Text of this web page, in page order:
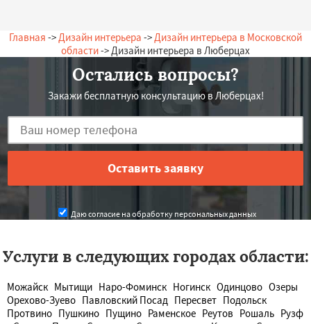
Главная -> Дизайн интерьера -> Дизайн интерьера в Московской
области-> Дизайн интерьера в Люберцах
Остались вопросы?
Закажи бесплатную консультацию в Люберцах!
Даю согласие на обработку персональных данных
Услуги в следующих городах области:
Можайск Мытищи Наро-Фоминск Ногинск Одинцово Озеры
Орехово-Зуево Павловский Посад Пересвет Подольск
Протвино Пушкино Пущино Раменское Реутов Рошаль Рузф